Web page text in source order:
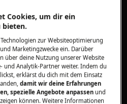
bei Betrieb warm?
Trommel, den
Mitnahmerippen mit
Starte dann ein
mindestens 60 Minuten
Cookies, um dir ein
bieten.
zur Websiteoptimierung
Marketingzwecke ein. Darüber
über deine Nutzung unserer Website
und Analytik-Partner weiter. Indem du
erklärst du dich mit dem Einsatz
damit wir deine Erfahrungen
spezielle Angebote anpassen und
können. Weitere Informationen